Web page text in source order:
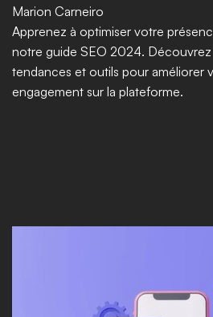
Marion Carneiro
Apprenez à optimiser votre
notre guide SEO 2024. Découvrez
tendances et outils pour améliorer
engagement sur la plateforme.